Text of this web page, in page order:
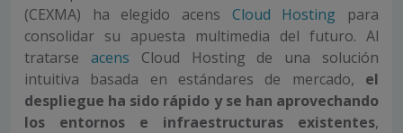
(CEXMA) ha elegido acens Cloud Hosting para
consolidar su apuesta multimedia del futuro. Al
tratarse acens Cloud Hosting de una solución
intuitiva basada en estándares de mercado, el
despliegue ha sido rápido y se han aprovechando
los entornos e infraestructuras existentes,